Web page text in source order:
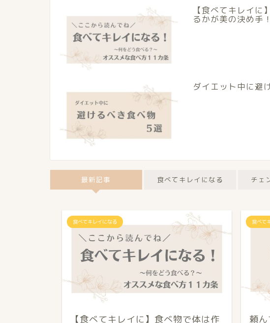
【食べてキレイ
るかが美の決め手！
ダイエット中に避
最新記事 食べてキレイになる チェ
食べてキレイになる
【食べてキレイに】食べ物で体は作
食べて
頼